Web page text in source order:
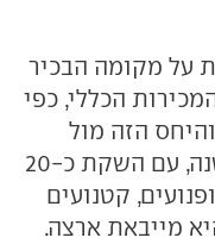
על מקומה הבכיר
הכללי, כפי
הזה מול
מתחרותיה צפוי להשמר גם השנה, עם השקת כ-20
קטנועים
מייבאת ארצה.